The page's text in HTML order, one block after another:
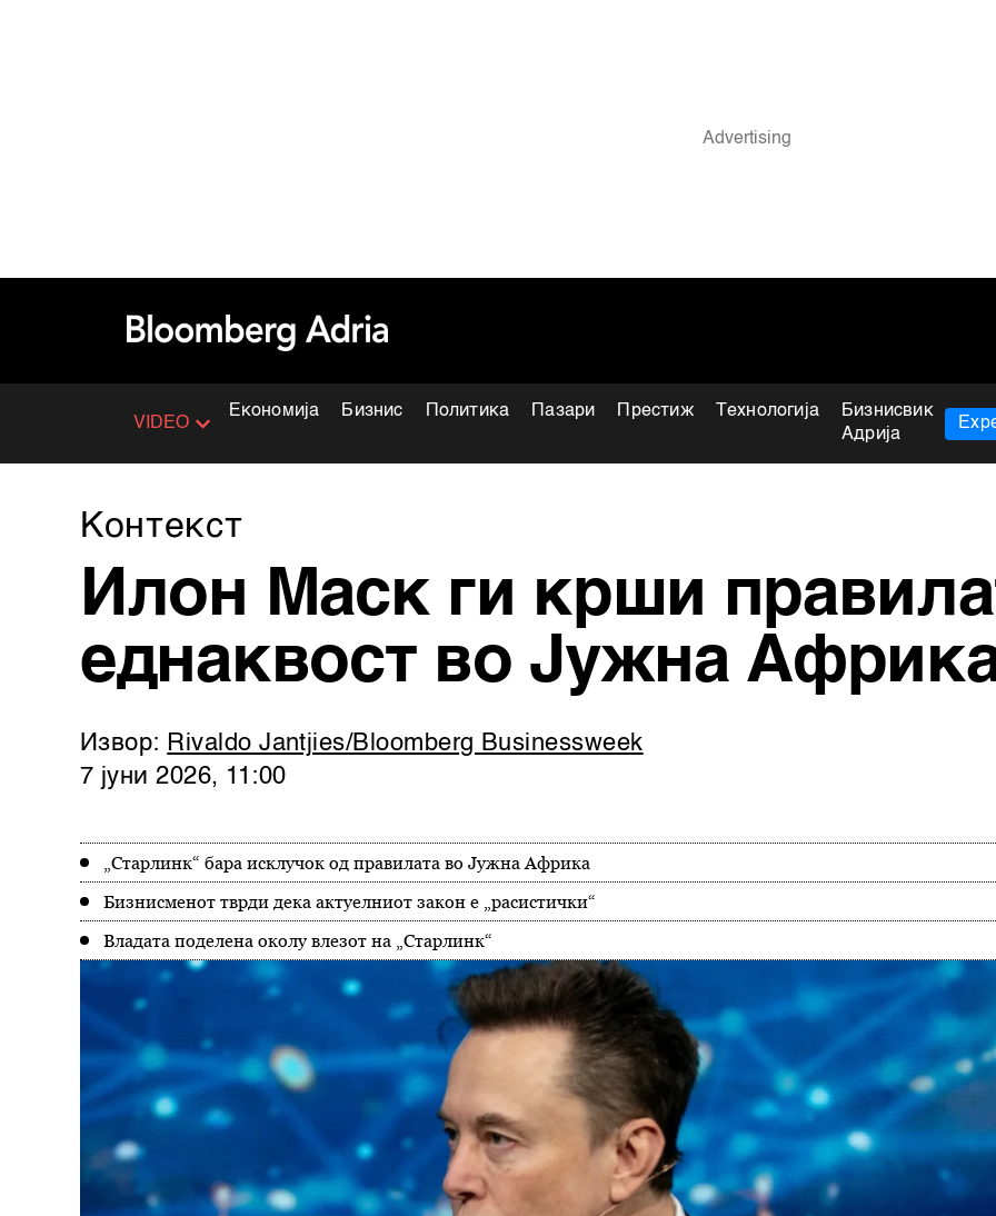
VIDEO
Економија Бизнис Политика Пазари Престиж Технологија
Бизнисвик
Адрија
Контекст
Илон Маск ги крши
еднаквост во Јужна
Извор: Rivaldo Jantjies/Bloomberg Businessweek
7 јуни 2026, 11:00
„Старлинк“ бара исклучок од правилата во Јужна Африка
Бизнисменот тврди дека актуелниот закон е „расистички“
Владата поделена околу влезот на „Старлинк“